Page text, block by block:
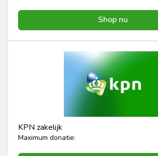
Shop nu
KPN zakelijk
Maximum donatie: